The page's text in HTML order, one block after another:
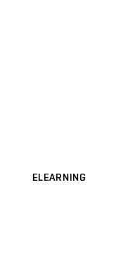
ELEARNING